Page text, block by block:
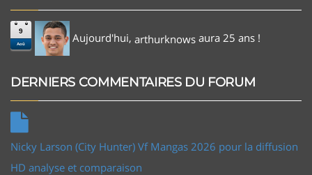
9
Aoû Aujourd'hui, arthurknows aura 25 ans !
DERNIERS COMMENTAIRES DU FORUM
Nicky Larson (City Hunter) Vf Mangas 2026 pour la diffusion
HD analyse et comparaison